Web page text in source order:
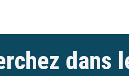
dans